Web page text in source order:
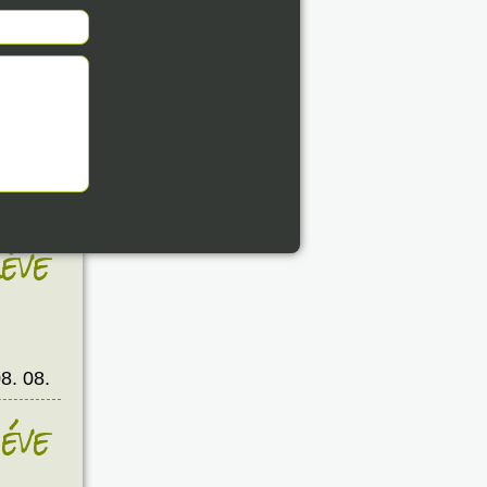
08.
08.
éve